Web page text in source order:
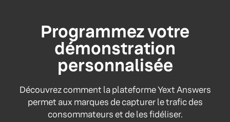
Programmez votre
démonstration
personnalisée
Découvrez comment la plateforme Yext Answers
permet aux marques de capturer le trafic des
consommateurs et de les fidéliser.